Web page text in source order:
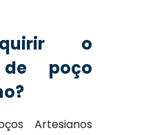
o
de poço
Artesianos